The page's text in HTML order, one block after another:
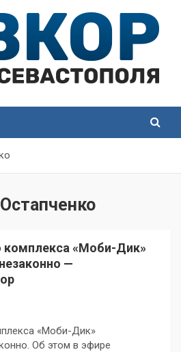
комплекса «Моби-Дик»
—
«Моби-Дик»
Об этом в эфире